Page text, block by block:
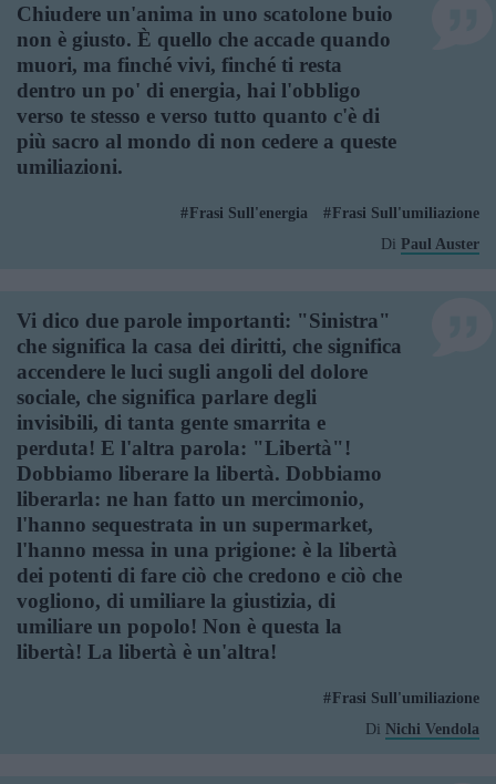
Chiudere un'anima in uno scatolone buio
non è giusto. È quello che accade quando
muori, ma finché vivi, finché ti resta
dentro un po' di energia, hai l'obbligo
verso te stesso e verso tutto quanto c'è di
più sacro al mondo di non cedere a queste
umiliazioni.
Frasi Sull'energia
Frasi Sull'umiliazione
Di Paul Auster
Vi dico due parole importanti: "Sinistra"
che significa la casa dei diritti, che significa
accendere le luci sugli angoli del dolore
sociale, che significa parlare degli
invisibili, di tanta gente smarrita e
perduta! E l'altra parola: "Libertà"!
Dobbiamo liberare la libertà. Dobbiamo
liberarla: ne han fatto un mercimonio,
l'hanno sequestrata in un supermarket,
l'hanno messa in una prigione: è la libertà
dei potenti di fare ciò che credono e ciò che
vogliono, di umiliare la giustizia, di
umiliare un popolo! Non è questa la
libertà! La libertà è un'altra!
Frasi Sull'umiliazione
Di Nichi Vendola